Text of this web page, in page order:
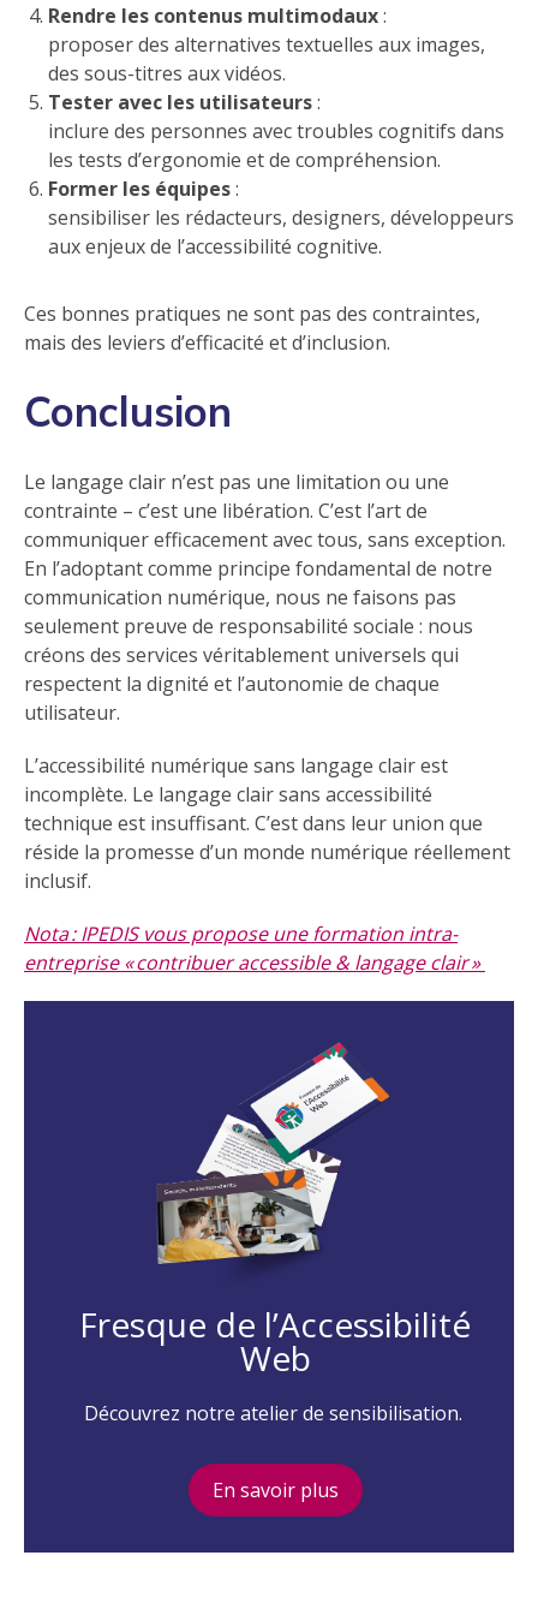
Rendre les contenus multimodaux:
proposer des alternatives textuelles aux images,
des sous-titres aux vidéos.
Tester avec les utilisateurs:
inclure des personnes avec troubles cognitifs dans
les tests d’ergonomie et de compréhension.
Former les équipes:
sensibiliser les rédacteurs, designers, développeurs
aux enjeux de l’accessibilité cognitive.
Ces bonnes pratiques ne sont pas des contraintes,
mais des leviers d’efficacité et d’inclusion.
Conclusion
Le langage clair n’est pas une limitation ou une
contrainte – c’est une libération. C’est l’art de
communiquer efficacement avec tous, sans exception.
En l’adoptant comme principe fondamental de notre
communication numérique, nous ne faisons pas
seulement preuve de responsabilité sociale : nous
créons des services véritablement universels qui
respectent la dignité et l’autonomie de chaque
utilisateur.
L’accessibilité numérique sans langage clair est
incomplète. Le langage clair sans accessibilité
technique est insuffisant. C’est dans leur union que
réside la promesse d’un monde numérique réellement
inclusif.
Nota : IPEDIS vous propose une formation intra-
entreprise « contribuer accessible & langage clair »
Fresque de l’Accessibilité
Web
Découvrez notre atelier de sensibilisation.
En savoir plus